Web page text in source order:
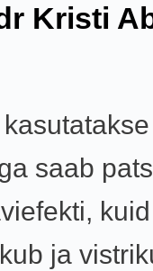
Kristi
saab
ja